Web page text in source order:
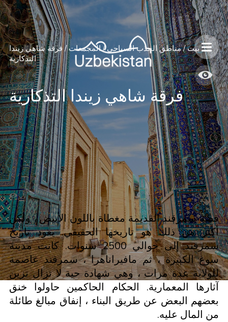
بيت / مناطق الجذب السياحي / المجمعات / فرقة شاهي زيندا
التذكارية
فرقة شاهي زيندا التذكارية
قصة سمرقند القديمة مغطاة باللون الأبيض ، ولكن
أكثر من ذلك هو تاريخها الحقيقي. يعود تاريخ
سمرقند إلى حوالي 2500 سنوات. كانت مدينة
سوغ الكبيرة ، ثم مافيراناهرا ، سمرقند عاصمة
للولاية عدة مرات ، وهي شهادة حية لا تزال تزين
آثارها المعمارية. الحكام الحاكمين حاولوا خنق
بعضهم البعض عن طريق البناء ، إنفاق مبالغ طائلة
من المال عليه.